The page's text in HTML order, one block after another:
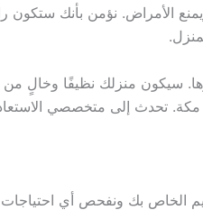
الأمراض.
سيكون منزلك نظيفًا وخالٍ من
تحدث إلى متخصصي الاستعادة
الخاص بك ونفحص أي